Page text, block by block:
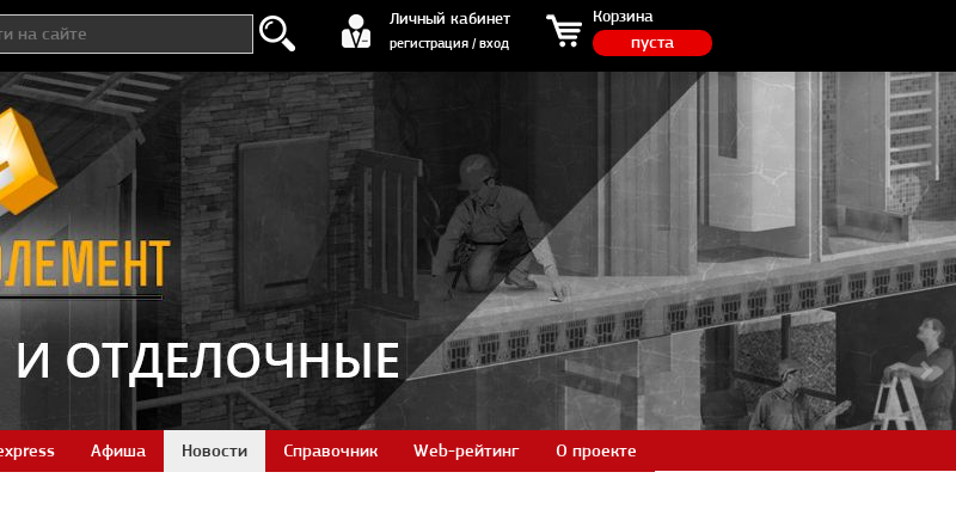
Личный кабинет
регистрация / вход
регистрация / вход Корзина
пуста
Афиша Новости Справочник Web-рейтинг О проекте